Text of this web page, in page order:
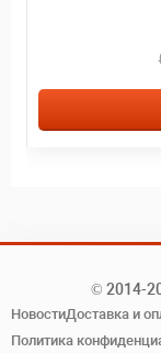
© 2014-
НовостиДоставка и
Политика